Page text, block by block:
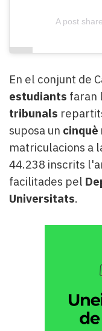
A post
En el conjunt de
estudiants faran
tribunals
suposa un
matriculacions a
44.238 inscrits
facilitades pel
Universitats.